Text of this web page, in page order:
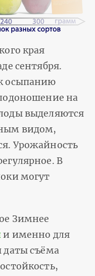
края
сентября.
осыпанию
на
выделяются
видом,
Урожайность
В
могут
Зимнее
и именно для
даты съёма